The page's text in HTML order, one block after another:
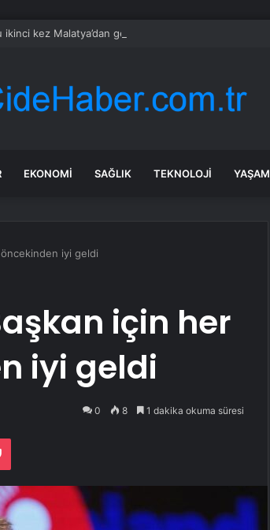
kez Malatya’dan geçecek
EKONOMI SAĞLIK TEKNOLOJI YAŞAM
iyi geldi
için her
iyi geldi
0 8 1 dakika okuma süresi
Pocket